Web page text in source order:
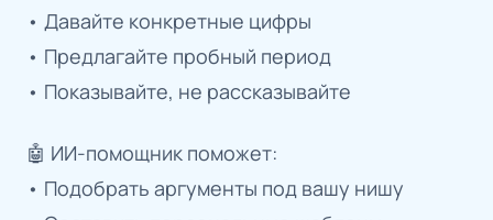
• Давайте конкретные цифры
• Предлагайте пробный период
• Показывайте, не рассказывайте
🤖 ИИ-помощник поможет:
• Подобрать аргументы под вашу нишу